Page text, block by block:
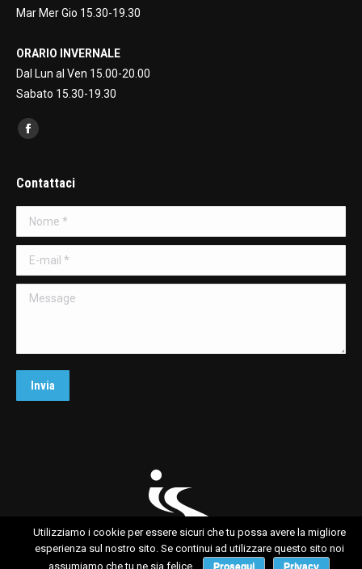
Mar Mer Gio 15.30-19.30
ORARIO INVERNALE
Dal Lun al Ven 15.00-20.00
Sabato 15.30-19.30
Find us on:
Facebook
opens
new
window
Contattaci
Nome *
E-mail *
Message
Invia
Lab is Sport
Utilizziamo i cookie per essere sicuri che tu possa avere la migliore
esperienza sul nostro sito. Se continui ad utilizzare questo sito noi
assumiamo che tu ne sia felice.
Prosegui Privacy